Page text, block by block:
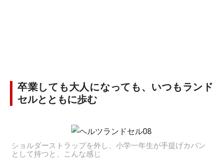
卒業しても大人になっても、いつもランド
セルとともに歩む
ショルダーストラップを外し、小学一年生が手提げカバン
として持つと、こんな感じ